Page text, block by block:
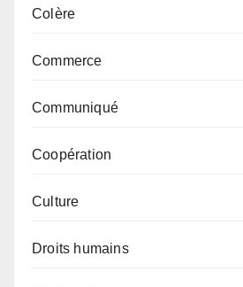
Colère
Commerce
Communiqué
Coopération
Culture
Droits humains